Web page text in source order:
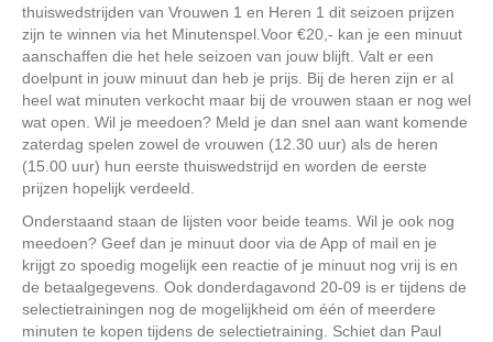
thuiswedstrijden van Vrouwen 1 en Heren 1 dit seizoen prijzen
zijn te winnen via het Minutenspel.Voor €20,- kan je een minuut
aanschaffen die het hele seizoen van jouw blijft. Valt er een
doelpunt in jouw minuut dan heb je prijs. Bij de heren zijn er al
heel wat minuten verkocht maar bij de vrouwen staan er nog wel
wat open. Wil je meedoen? Meld je dan snel aan want komende
zaterdag spelen zowel de vrouwen (12.30 uur) als de heren
(15.00 uur) hun eerste thuiswedstrijd en worden de eerste
prijzen hopelijk verdeeld.
Onderstaand staan de lijsten voor beide teams. Wil je ook nog
meedoen? Geef dan je minuut door via de App of mail en je
krijgt zo spoedig mogelijk een reactie of je minuut nog vrij is en
de betaalgegevens. Ook donderdagavond 20-09 is er tijdens de
selectietrainingen nog de mogelijkheid om één of meerdere
minuten te kopen tijdens de selectietraining. Schiet dan Paul